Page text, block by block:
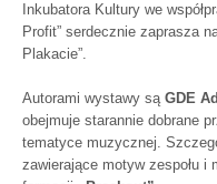
Inkubatora Kultury we
Profit” serdecznie zaprasza
Plakacie”.
Autorami wystawy są GDE
obejmuje starannie dobrane
tematyce muzycznej.
zawierające motyw zespołu i